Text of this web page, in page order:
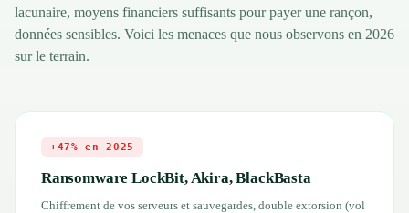
lacunaire, moyens financiers suffisants pour payer une rançon,
données sensibles. Voici les menaces que nous observons en 2026
sur le terrain.
+47% en 2025
Ransomware LockBit, Akira, BlackBasta
Chiffrement de vos serveurs et sauvegardes, double extorsion (vol